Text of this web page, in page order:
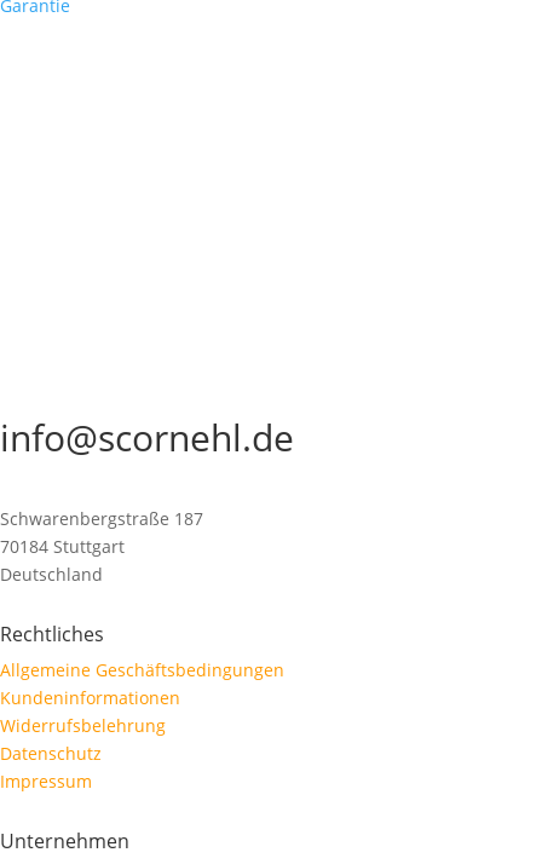
Garantie
info@scornehl.de
Schwarenbergstraße 187
70184 Stuttgart
Deutschland
Rechtliches
Allgemeine Geschäftsbedingungen
Kundeninformationen
Widerrufsbelehrung
Datenschutz
Impressum
Unternehmen